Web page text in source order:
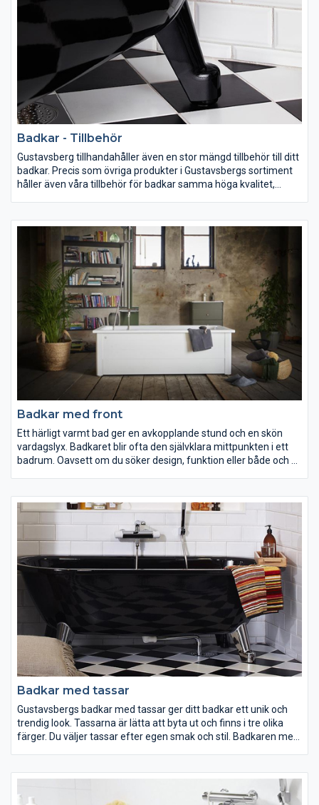
Badkar - Tillbehör
Gustavsberg tillhandahåller även en stor mängd tillbehör till ditt
badkar. Precis som övriga produkter i Gustavsbergs sortiment
håller även våra tillbehör för badkar samma höga kvalitet,
nödvändiga tillbehör direkt!
Badkar med front
Ett härligt varmt bad ger en avkopplande stund och en skön
vardagslyx. Badkaret blir ofta den självklara mittpunkten i ett
badrum. Oavsett om du söker design, funktion eller både och så
speciella ytbehandling blir ditt badkar både mindre halkigt och
mer lättstädat.
Badkar med tassar
Gustavsbergs badkar med tassar ger ditt badkar ett unik och
trendig look. Tassarna är lätta att byta ut och finns i tre olika
färger. Du väljer tassar efter egen smak och stil. Badkaren med
(Glazeplus) så att de blir säkra och lättare att rengöra.